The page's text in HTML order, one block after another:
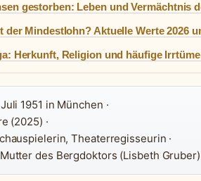
gestorben: Leben und Vermächtnis
der Mindestlohn? Aktuelle Werte 2026
Herkunft, Religion und häufige
1951 in München ·
(2025) ·
Theaterregisseurin ·
Mutter des Bergdoktors (Lisbeth Gruber)